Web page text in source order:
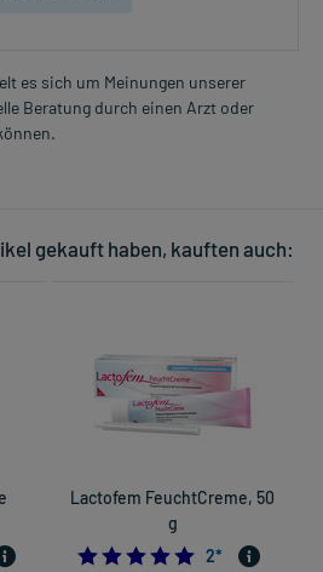
es sich um Meinungen unserer
Beratung durch einen Arzt oder
gekauft haben, kauften auch:
Lactofem FeuchtCreme, 50
g
5.0
2*